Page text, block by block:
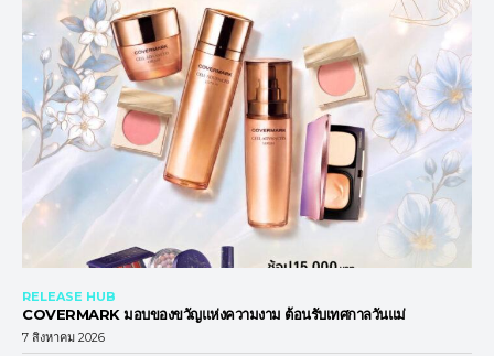
RELEASE HUB
COVERMARK มอบของขวัญแห่งความงาม ต้อนรับเทศกาลวันแม่
7 สิงหาคม 2026